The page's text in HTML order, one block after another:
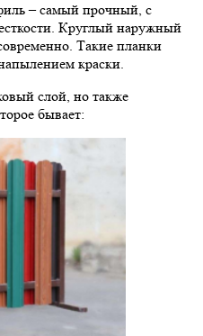
– самый прочный, с
Круглый наружный
Такие планки
краски.
слой, но также
бывает: